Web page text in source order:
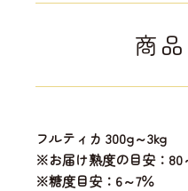
商
フルティカ 300g～3kg
※お届け熟度の目安：80
※糖度目安：6～7％